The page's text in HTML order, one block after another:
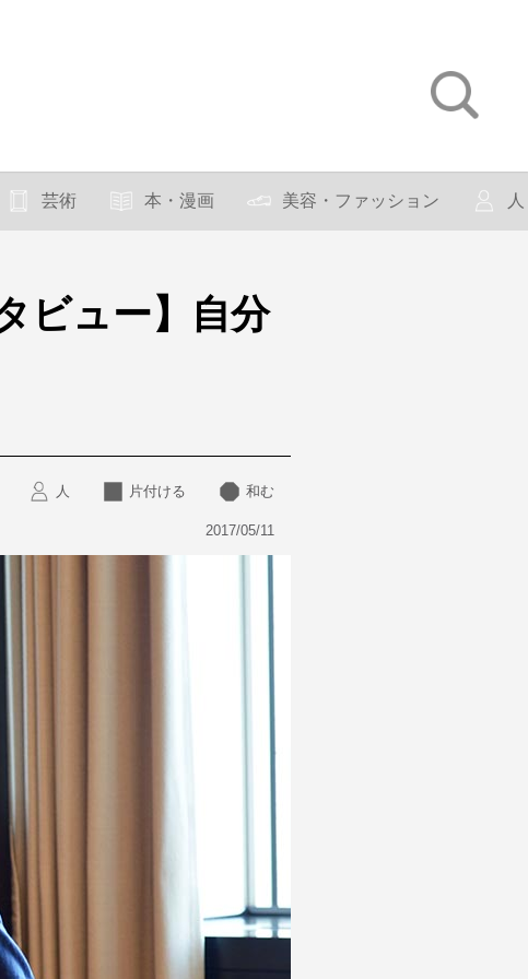
芸術 本・漫画 美容・ファッション 人
ビュー】自分
人 片付ける 和む
2017/05/11